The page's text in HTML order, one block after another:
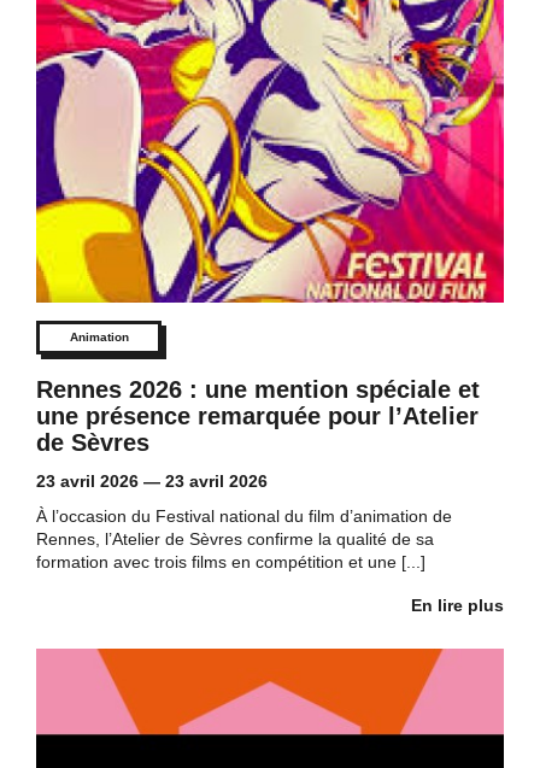
Animation
Rennes 2026 : une mention spéciale et
une présence remarquée pour l’Atelier
de Sèvres
23 avril 2026 — 23 avril 2026
À l’occasion du Festival national du film d’animation de
Rennes, l’Atelier de Sèvres confirme la qualité de sa
formation avec trois films en compétition et une [...]
En lire plus